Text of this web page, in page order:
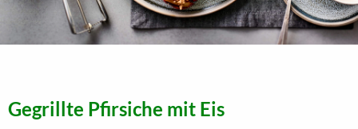
Gegrillte Pfirsiche mit Eis